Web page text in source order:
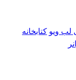
لب ویو کتابخانه